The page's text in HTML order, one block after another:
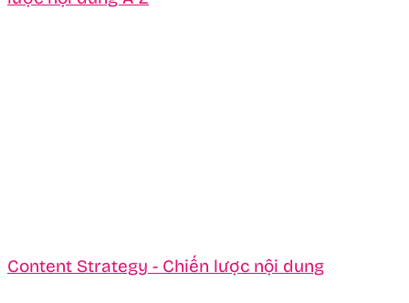
Content Strategy - Chiến lược nội dung